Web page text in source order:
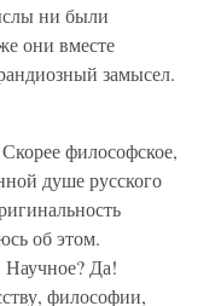
ни были
они вместе
замысел.
философское,
душе русского
об этом.
Научное? Да!
философии,